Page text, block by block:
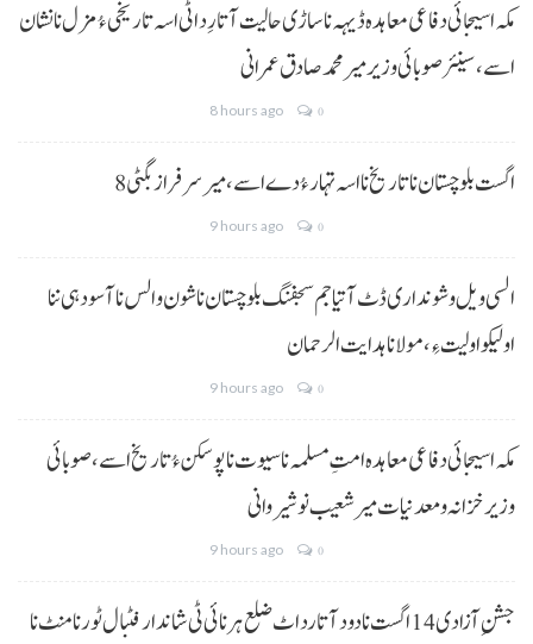
مکہ اسیجائی دفاعی معاہدہ ڈیہہ نا ساڑی حالیت آتا رِد اٹی اسہ تاریخی ءُ مزل نا نشان
اسے،سینئر صوبائی وزیر میر محمد صادق عمرانی
8 hours ago 0
8 اگست بلوچستان نا تاریخ نا اسہ تہار ءُ دے اسے، میرسرفراز بگٹی
9 hours ago 0
السی ویل و شونداری ڈٹ آتیا جم سجفنگ بلوچستان نا شون و الس نا آسودہی ننا
اولیکو اولیت ءِ،مولانا ہدایت الرحمان
9 hours ago 0
مکہ اسیجائی دفاعی معاہدہ امتِ مسلمہ نا سیوت نا پوسکن ءُ تاریخ اسے، صوبائی
وزیر خزانہ و معدنیات میر شعیب نوشیروانی
9 hours ago 0
جشنِ آزادی 14 اگست نا دود آتا رد اٹ ضلع ہرنائی ٹی شاندار فٹبال ٹورنامنٹ نا